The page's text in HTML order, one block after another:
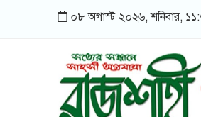
০৮ অগাস্ট ২০২৬, শনিবার,